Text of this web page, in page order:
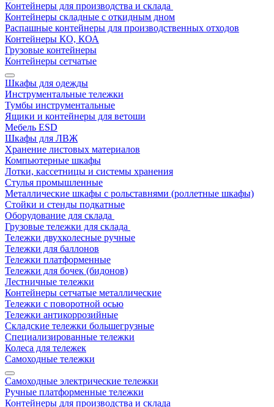
Контейнеры для производства и склада
Контейнеры складные с откидным дном
Распашные контейнеры для производственных отходов
Контейнеры КО, КОА
Грузовые контейнеры
Контейнеры сетчатые
Шкафы для одежды
Инструментальные тележки
Тумбы инструментальные
Ящики и контейнеры для ветоши
Мебель ESD
Шкафы для ЛВЖ
Хранение листовых материалов
Компьютерные шкафы
Лотки, кассетницы и системы хранения
Стулья промышленные
Металлические шкафы с рольставнями (роллетные шкафы)
Стойки и стенды подкатные
Оборудование для склада
Грузовые тележки для склада
Тележки двухколесные ручные
Тележки для баллонов
Тележки платформенные
Тележки для бочек (бидонов)
Лестничные тележки
Контейнеры сетчатые металлические
Тележки с поворотной осью
Тележки антикоррозийные
Складские тележки большегрузные
Специализированные тележки
Колеса для тележек
Самоходные тележки
Самоходные электрические тележки
Ручные платформенные тележки
Контейнеры для производства и склада